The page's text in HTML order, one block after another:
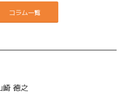
コラム一覧
徳之